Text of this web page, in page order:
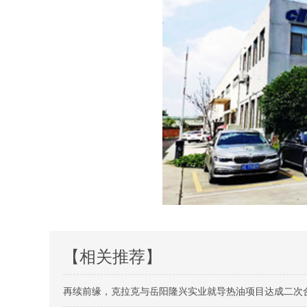
【相关推荐】
再续前缘，克拉克与岳阳隆兴实业就导热油项目达成二次